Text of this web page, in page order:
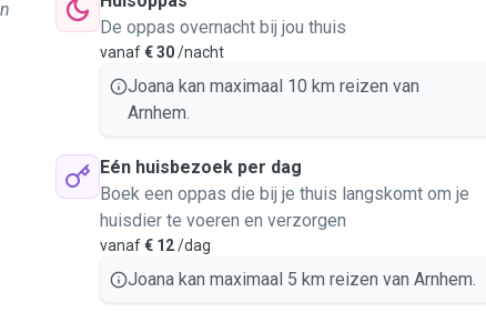
De oppas overnacht bij jou thuis
vanaf€ 30/nacht
Joana kan maximaal 10 km reizen van
Arnhem.
Eén huisbezoek per dag
Boek een oppas die bij je thuis langskomt om je
huisdier te voeren en verzorgen
vanaf€ 12/dag
Joana kan maximaal 5 km reizen van Arnhem.